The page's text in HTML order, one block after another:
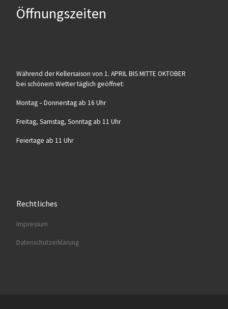
Öffnungszeiten
Wäh­rend der Kel­ler­sai­son von 1. APRIL BIS MITTE OKTOBER
bei schö­nem Wet­ter täg­lich geöffnet:
Mon­tag – Don­ners­tag ab 16 Uhr
Frei­tag, Sams­tag, Sonn­tag ab 11 Uhr
Fei­er­ta­ge ab 11 Uhr
Rechtliches
Impres­sum
Daten­schutz­er­klä­rung